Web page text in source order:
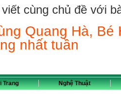
cùng chủ đề với
Quang Hà, Bé
nhất tuần
Trang Nghệ Thuật